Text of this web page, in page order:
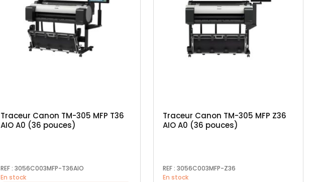
Traceur Canon TM-305 MFP T36
AIO A0 (36 pouces)
REF : 3056C003MFP-T36AIO
En stock
Traceur Canon TM-305 MFP Z36
AIO A0 (36 pouces)
REF : 3056C003MFP-Z36
En stock